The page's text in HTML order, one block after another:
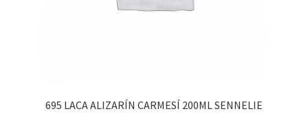
695 LACA ALIZARÍN CARMESÍ 200ML SENNELIE